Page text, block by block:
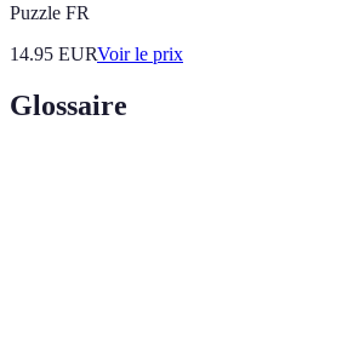
Puzzle FR
14.95 EURVoir le prix
Glossaire